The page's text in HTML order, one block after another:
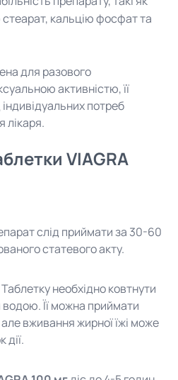
кальцію фосфат та
для разового
активністю, її
потреб
лікаря.
VIAGRA
слід приймати за 30-60
статевого акту.
необхідно ковтнути
Її можна приймати
але вживання жирної їжі може
дії.